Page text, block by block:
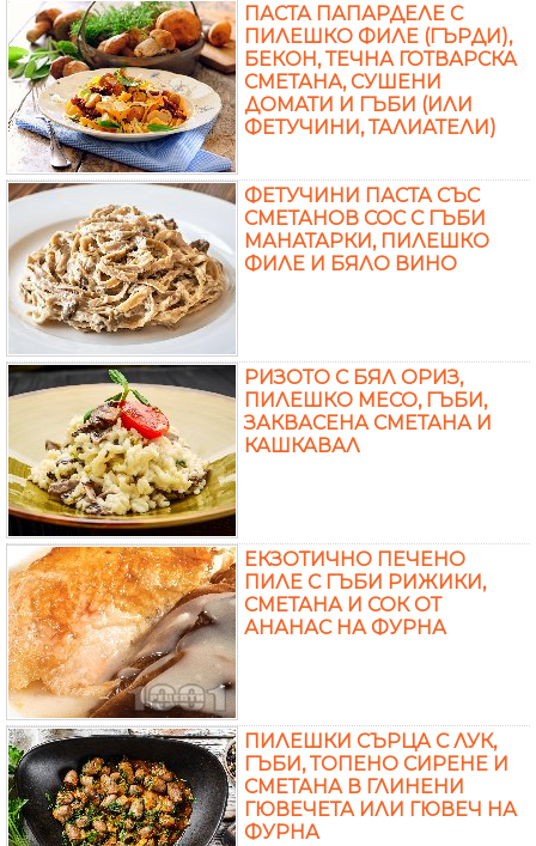
ПАСТА ПАПАРДЕЛЕ С
ПИЛЕШКО ФИЛЕ (ГЪРДИ),
БЕКОН, ТЕЧНА ГОТВАРСКА
СМЕТАНА, СУШЕНИ
ДОМАТИ И ГЪБИ (ИЛИ
ФЕТУЧИНИ, ТАЛИАТЕЛИ)
ФЕТУЧИНИ ПАСТА СЪС
СМЕТАНОВ СОС С ГЪБИ
МАНАТАРКИ, ПИЛЕШКО
ФИЛЕ И БЯЛО ВИНО
РИЗОТО С БЯЛ ОРИЗ,
ПИЛЕШКО МЕСО, ГЪБИ,
ЗАКВАСЕНА СМЕТАНА И
КАШКАВАЛ
ЕКЗОТИЧНО ПЕЧЕНО
ПИЛЕ С ГЪБИ РИЖИКИ,
СМЕТАНА И СОК ОТ
АНАНАС НА ФУРНА
ПИЛЕШКИ СЪРЦА С ЛУК,
ГЪБИ, ТОПЕНО СИРЕНЕ И
СМЕТАНА В ГЛИНЕНИ
ГЮВЕЧЕТА ИЛИ ГЮВЕЧ НА
ФУРНА